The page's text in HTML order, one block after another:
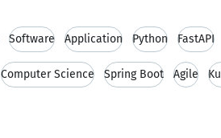
Software Application Python FastAPI
Computer Science Spring Boot Agile